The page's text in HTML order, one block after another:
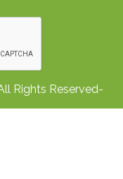
Rights Reserved-